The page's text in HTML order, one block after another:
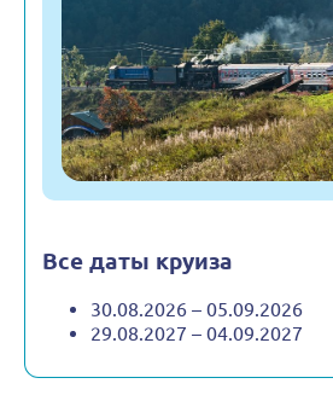
Все даты круиза
30.08.2026 – 05.09.2026
29.08.2027 – 04.09.2027